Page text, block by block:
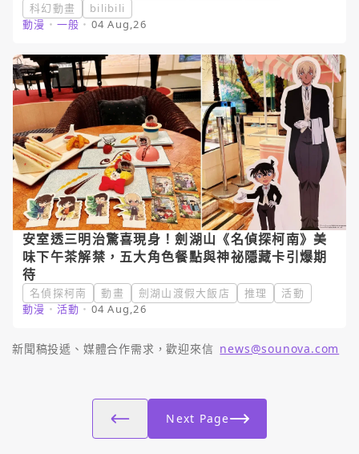
科幻動畫
bilibili
動漫 ・ 一般 ・ 04 Aug,26
安室透三明治驚喜現身！劍湖山《名偵探柯南》美
味下午茶解禁，五大角色餐點與神祕隱藏卡引爆期
待
名偵探柯南 動畫 劍湖山渡假大飯店 推理
活動
動漫 ・ 活動 ・ 04 Aug,26
新聞稿投遞、媒體合作需求，歡迎來信 news@sounova.com
Next Page